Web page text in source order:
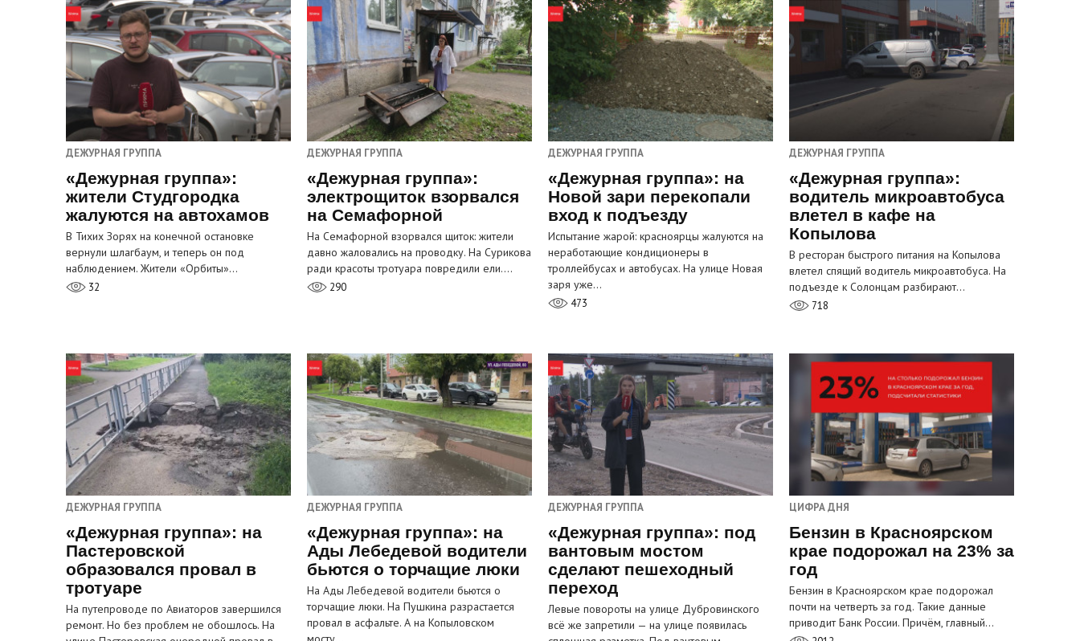
ДЕЖУРНАЯ ГРУППА
«Дежурная группа»:
жители Студгородка
жалуются на автохамов
В Тихих Зорях на конечной остановке
вернули шлагбаум, и теперь он под
наблюдением. Жители «Орбиты»…
32
ДЕЖУРНАЯ ГРУППА
«Дежурная группа»:
электрощиток взорвался
на Семафорной
На Семафорной взорвался щиток: жители
давно жаловались на проводку. На Сурикова
ради красоты тротуара повредили ели.…
290
ДЕЖУРНАЯ ГРУППА
«Дежурная группа»: на
Новой зари перекопали
вход к подъезду
Испытание жарой: красноярцы жалуются на
неработающие кондиционеры в
троллейбусах и автобусах. На улице Новая
заря уже…
473
ДЕЖУРНАЯ ГРУППА
«Дежурная группа»:
водитель микроавтобуса
влетел в кафе на
Копылова
В ресторан быстрого питания на Копылова
влетел спящий водитель микроавтобуса. На
подъезде к Солонцам разбирают…
718
ДЕЖУРНАЯ ГРУППА
«Дежурная группа»: на
Пастеровской
образовался провал в
тротуаре
На путепроводе по Авиаторов завершился
ремонт. Но без проблем не обошлось. На
ДЕЖУРНАЯ ГРУППА
«Дежурная группа»: на
Ады Лебедевой водители
бьются о торчащие люки
На Ады Лебедевой водители бьются о
торчащие люки. На Пушкина разрастается
провал в асфальте. А на Копыловском
ДЕЖУРНАЯ ГРУППА
«Дежурная группа»: под
вантовым мостом
сделают пешеходный
переход
Левые повороты на улице Дубровинского
всё же запретили — на улице появилась
ЦИФРА ДНЯ
Бензин в Красноярском
крае подорожал на 23% за
год
Бензин в Красноярском крае подорожал
почти на четверть за год. Такие данные
приводит Банк России. Причём, главный…